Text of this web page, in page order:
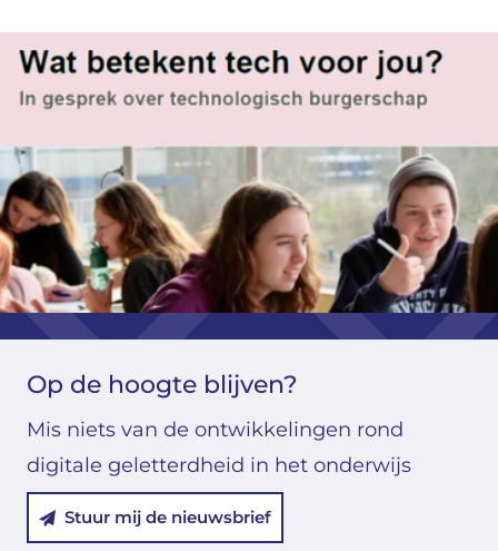
Op de hoogte blijven?
Mis niets van de ontwikkelingen rond
digitale geletterdheid in het onderwijs
Stuur mij de nieuwsbrief